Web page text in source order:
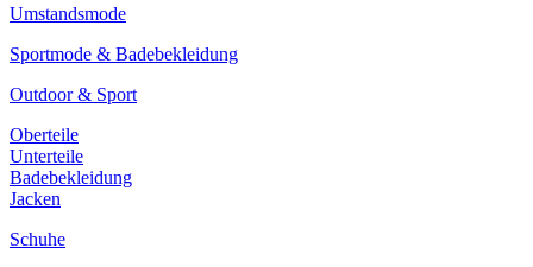
Umstandsmode
Sportmode & Badebekleidung
Outdoor & Sport
Oberteile
Unterteile
Badebekleidung
Jacken
Schuhe